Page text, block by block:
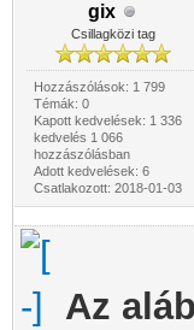
gix
Csillagközi tag
Hozzászólások: 1 799
Témák: 0
Kapott kedvelések: 1 336
kedvelés 1 066
hozzászólásban
Adott kedvelések: 6
Csatlakozott: 2018-01-03
Az